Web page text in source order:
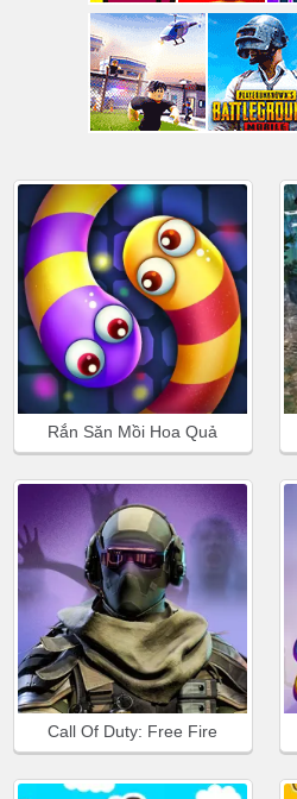
Rắn Săn Mồi Hoa Quả
Call Of Duty: Free Fire